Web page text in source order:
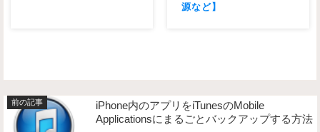
源など】
iPhone内のアプリをiTunesのMobile
Applicationsにまるごとバックアップする方法